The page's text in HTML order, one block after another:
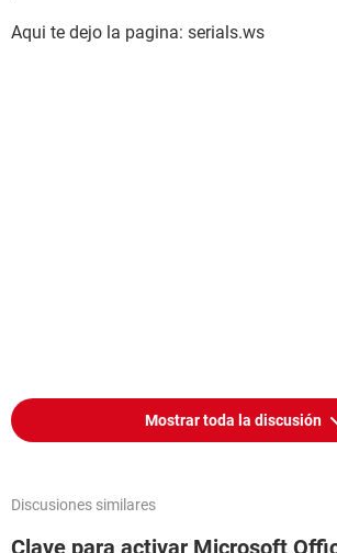
Aqui te dejo la pagina: serials.ws
Mostrar toda la discusión
Discusiones similares
Clave para activar Microsoft